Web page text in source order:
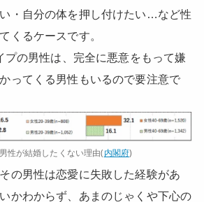
・自分の体を押し付けたい…など性
くるケースです。
プの男性は、完全に悪意をもって嫌
ってくる男性もいるので要注意で
性が結婚したくない理由(内閣府)
の男性は恋愛に失敗した経験があ
かわからず、あまのじゃくや下心の